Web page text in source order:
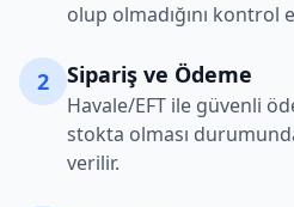
olup olmadığını kontrol
2 Sipariş ve Ödeme
Havale/EFT ile güvenli
stokta olması
verilir.